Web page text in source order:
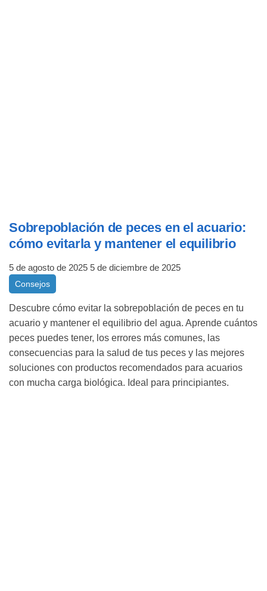
Sobrepoblación de peces en el acuario:
cómo evitarla y mantener el equilibrio
5 de agosto de 2025 5 de diciembre de 2025
Consejos
Descubre cómo evitar la sobrepoblación de peces en tu
acuario y mantener el equilibrio del agua. Aprende cuántos
peces puedes tener, los errores más comunes, las
consecuencias para la salud de tus peces y las mejores
soluciones con productos recomendados para acuarios
con mucha carga biológica. Ideal para principiantes.